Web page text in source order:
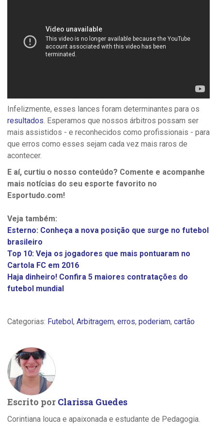
Infelizmente, esses lances foram determinantes para os
resultados. Esperamos que nossos árbitros possam ser
mais assistidos - e reconhecidos como profissionais - para
que erros como esses sejam cada vez mais raros de
acontecer.
E aí, curtiu o nosso conteúdo? Comente e acompanhe
mais notícias do seu esporte favorito no
Esportudo.com!
Veja também:
Esterno: Conheça a nova posição que surge no futebol
brasileiro
Top 10: Veja os jogadores que mais pontuaram no
Cartola FC em 2016
Haja dinheiro! Confira 5 maiores contratações do
futebol mundial
Categorias: Futebol , Arbitragem, erros, poderiam, cartão
Escrito por Clarissa Guedes
Corintiana louca e apaixonada e estudante de Pedagogia.